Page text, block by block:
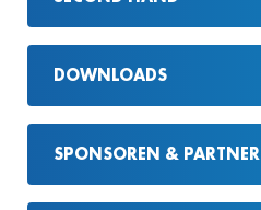
DOWNLOADS
SPONSOREN & PARTNER